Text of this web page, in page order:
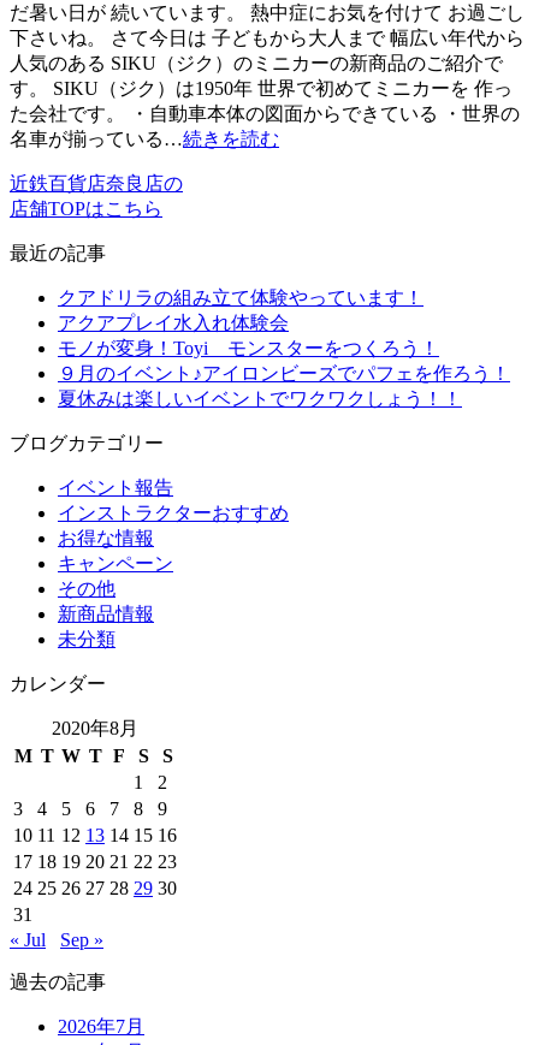
だ暑い日が 続いています。 熱中症にお気を付けて お過ごし
下さいね。 さて今日は 子どもから大人まで 幅広い年代から
人気のある SIKU（ジク）のミニカーの新商品のご紹介で
す。 SIKU（ジク）は1950年 世界で初めてミニカーを 作っ
た会社です。 ・自動車本体の図面からできている ・世界の
名車が揃っている…続きを読む
近鉄百貨店奈良店の
店舗TOPはこちら
最近の記事
クアドリラの組み立て体験やっています！
アクアプレイ水入れ体験会
モノが変身！Toyi モンスターをつくろう！
９月のイベント♪アイロンビーズでパフェを作ろう！
夏休みは楽しいイベントでワクワクしょう！！
ブログカテゴリー
イベント報告
インストラクターおすすめ
お得な情報
キャンペーン
その他
新商品情報
未分類
カレンダー
2020年8月
M T W T F S
S
1
2
3
4 5 6 7 8
9
10 11 12 13 14 15 16
17 18 19 20 21 22 23
24 25 26 27 28 29 30
31
« Jul
Sep »
過去の記事
2026年7月